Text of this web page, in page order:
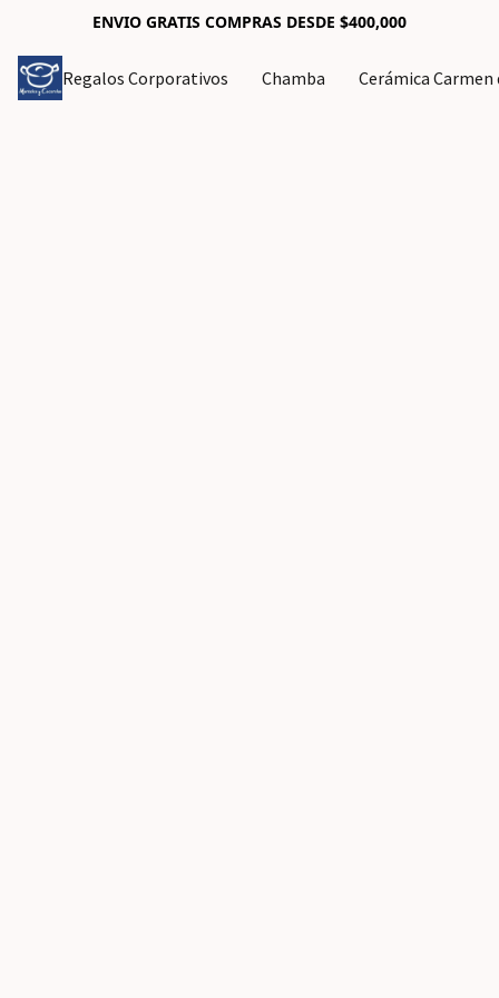
ENVIO GRATIS COMPRAS DESDE $400,000
Regalos Corporativos Chamba Cerámica Carmen